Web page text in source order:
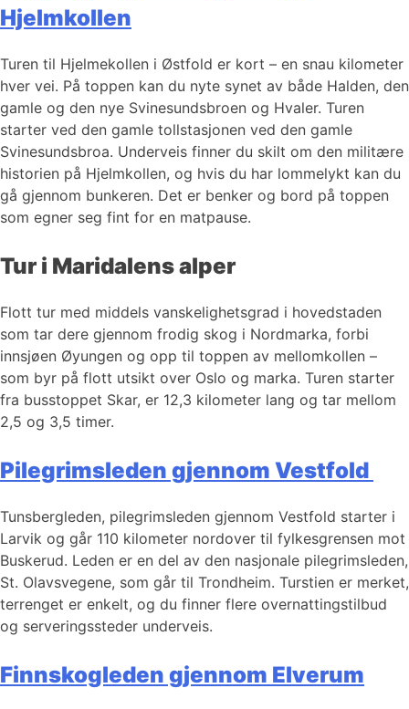
Hjelmkollen
Turen til Hjelmekollen i Østfold er kort – en snau kilometer
hver vei. På toppen kan du nyte synet av både Halden, den
gamle og den nye Svinesundsbroen og Hvaler. Turen
starter ved den gamle tollstasjonen ved den gamle
Svinesundsbroa. Underveis finner du skilt om den militære
historien på Hjelmkollen, og hvis du har lommelykt kan du
gå gjennom bunkeren. Det er benker og bord på toppen
som egner seg fint for en matpause.
Tur i Maridalens alper
Flott tur med middels vanskelighetsgrad i hovedstaden
som tar dere gjennom frodig skog i Nordmarka, forbi
innsjøen Øyungen og opp til toppen av mellomkollen –
som byr på flott utsikt over Oslo og marka. Turen starter
fra busstoppet Skar, er 12,3 kilometer lang og tar mellom
2,5 og 3,5 timer.
Pilegrimsleden gjennom Vestfold
Tunsbergleden, pilegrimsleden gjennom Vestfold starter i
Larvik og går 110 kilometer nordover til fylkesgrensen mot
Buskerud. Leden er en del av den nasjonale pilegrimsleden,
St. Olavsvegene, som går til Trondheim. Turstien er merket,
terrenget er enkelt, og du finner flere overnattingstilbud
og serveringssteder underveis.
Finnskogleden gjennom Elverum